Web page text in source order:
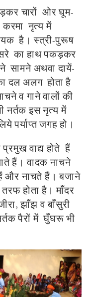
चारों ओर घूम-
करमा नृत्य में
है। स्त्री-पुरूष
का हाथ पकड़कर
सामने अथवा दायें-
दल अलग होता है
व गाने वालों की
नर्तक इस नृत्य में
पर्याप्त जगह हो।
वाद्य होते हैं
हैं। वादक नाचने
और नाचते हैं। बजाने
होता है। माँदर
झाँझ व बाँसुरी
पैरों में घुँघरू भी